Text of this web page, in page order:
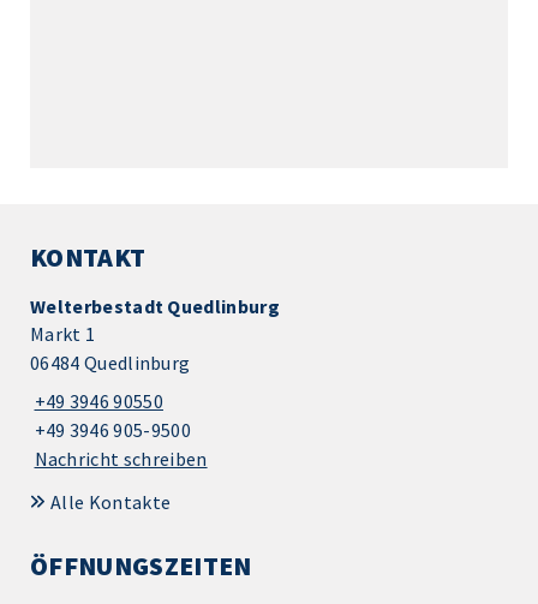
KONTAKT
Welterbestadt Quedlinburg
Markt 1
06484 Quedlinburg
+49 3946 90550
+49 3946 905-9500
Nachricht schreiben
Alle Kontakte
ÖFFNUNGSZEITEN